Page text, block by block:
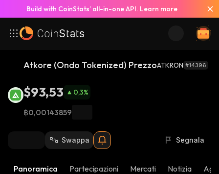
Build with CoinStats’ all-in-one API. Learn more
Atkore (Ondo Tokenized) PrezzoATKRON #14396
$93,53 0,3%
฿0,00143859
Swappa Segnala
Panoramica Partecipazioni Mercati Notizia